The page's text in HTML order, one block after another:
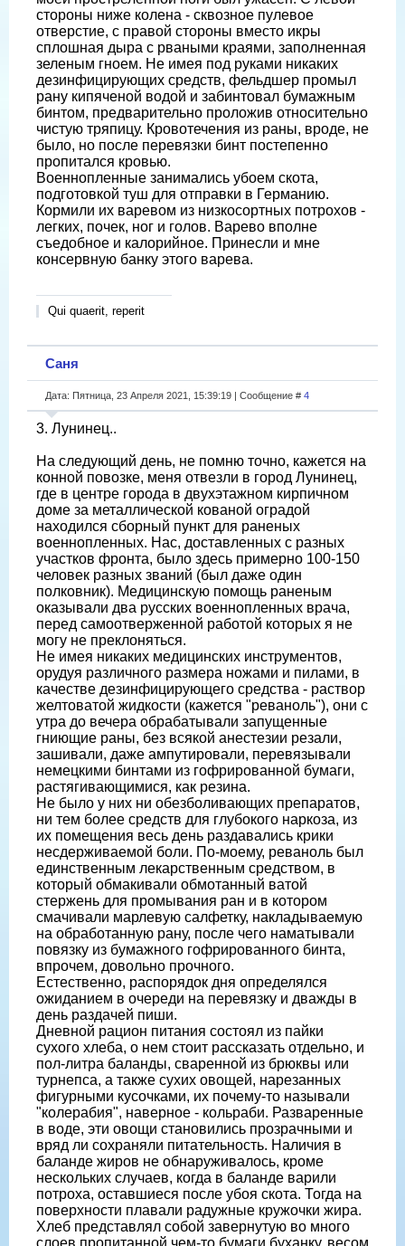
стороны ниже колена - сквозное пулевое
отверстие, с правой стороны вместо икры
сплошная дыра с рваными краями, заполненная
зеленым гноем. Не имея под руками никаких
дезинфицирующих средств, фельдшер промыл
рану кипяченой водой и забинтовал бумажным
бинтом, предварительно проложив относительно
чистую тряпицу. Кровотечения из раны, вроде, не
было, но после перевязки бинт постепенно
пропитался кровью.
Военнопленные занимались убоем скота,
подготовкой туш для отправки в Германию.
Кормили их варевом из низкосортных потрохов -
легких, почек, ног и голов. Варево вполне
съедобное и калорийное. Принесли и мне
консервную банку этого варева.
Qui quaerit, reperit
Саня
Дата: Пятница, 23 Апреля 2021, 15:39:19 | Сообщение # 4
3. Лунинец..
На следующий день, не помню точно, кажется на
конной повозке, меня отвезли в город Лунинец,
где в центре города в двухэтажном кирпичном
доме за металлической кованой оградой
находился сборный пункт для раненых
военнопленных. Нас, доставленных с разных
участков фронта, было здесь примерно 100-150
человек разных званий (был даже один
полковник). Медицинскую помощь раненым
оказывали два русских военнопленных врача,
перед самоотверженной работой которых я не
могу не преклоняться.
Не имея никаких медицинских инструментов,
орудуя различного размера ножами и пилами, в
качестве дезинфицирующего средства - раствор
желтоватой жидкости (кажется "реваноль"), они с
утра до вечера обрабатывали запущенные
гниющие раны, без всякой анестезии резали,
зашивали, даже ампутировали, перевязывали
немецкими бинтами из гофрированной бумаги,
растягивающимися, как резина.
Не было у них ни обезболивающих препаратов,
ни тем более средств для глубокого наркоза, из
их помещения весь день раздавались крики
несдерживаемой боли. По-моему, реваноль был
единственным лекарственным средством, в
который обмакивали обмотанный ватой
стержень для промывания ран и в котором
смачивали марлевую салфетку, накладываемую
на обработанную рану, после чего наматывали
повязку из бумажного гофрированного бинта,
впрочем, довольно прочного.
Естественно, распорядок дня определялся
ожиданием в очереди на перевязку и дважды в
день раздачей пиши.
Дневной рацион питания состоял из пайки
сухого хлеба, о нем стоит рассказать отдельно, и
пол-литра баланды, сваренной из брюквы или
турнепса, а также сухих овощей, нарезанных
фигурными кусочками, их почему-то называли
"колерабия", наверное - кольраби. Разваренные
в воде, эти овощи становились прозрачными и
вряд ли сохраняли питательность. Наличия в
баланде жиров не обнаруживалось, кроме
нескольких случаев, когда в баланде варили
потроха, оставшиеся после убоя скота. Тогда на
поверхности плавали радужные кружочки жира.
Хлеб представлял собой завернутую во много
слоев пропитанной чем-то бумаги буханку, весом